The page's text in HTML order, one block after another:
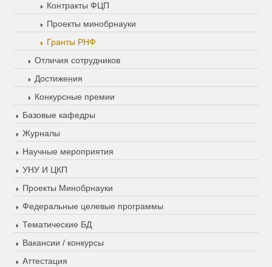
Контракты ФЦП
Проекты минобрнауки
Гранты РНФ
Отличия сотрудников
Достижения
Конкурсные премии
Базовые кафедры
Журналы
Научные мероприятия
УНУ И ЦКП
Проекты Минобрнауки
Федеральные целевые программы
Тематические БД
Вакансии / конкурсы
Аттестация